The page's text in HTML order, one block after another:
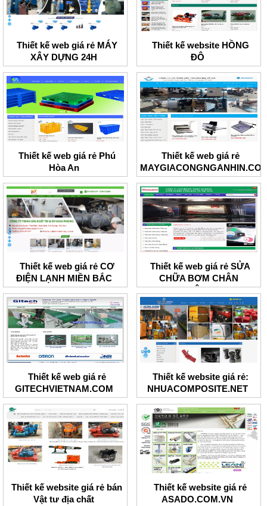
Thiết kế web giá rẻ MÁY
XÂY DỰNG 24H
Thiết kế website HỒNG
ĐÔ
Thiết kế web giá rẻ Phú
Hòa An
Thiết kế web giá rẻ
Thiết kế web giá rẻ CƠ
ĐIỆN LẠNH MIỀN BẮC
Thiết kế web giá rẻ SỬA
CHỮA BƠM CHÂN
KHÔNG
Thiết kế web giá rẻ
GITECHVIETNAM.COM
Thiết kế website giá rẻ:
NHUACOMPOSITE.NET
Thiết kế website giá rẻ bán
Vật tư địa chất
Thiết kế website giá rẻ
ASADO.COM.VN